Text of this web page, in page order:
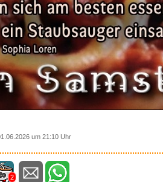
um 21:10 Uhr
2